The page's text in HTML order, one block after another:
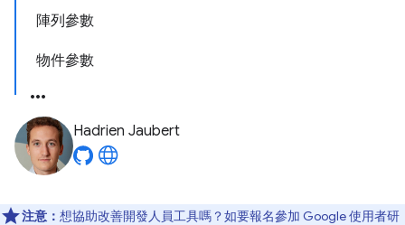
陣列參數
物件參數
Hadrien Jaubert
注意： 想協助改善開發人員工具嗎？如要報名參加 Google 使用者研